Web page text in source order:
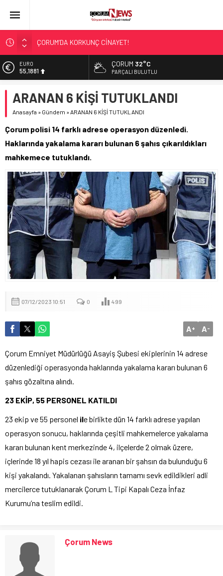
ÇORUM’DA KORKUNÇ CİNAYET!
ASLAN, CUMHURBAŞKANI BAŞDANIŞMANI OLDU
SIR PERDESİ ÇÖZÜLDÜ!
ÇATIDAN DÜŞTÜ!
EURO
55,1881
6.660,55
BİST
47,7111
ÇORUM 32°C
PARÇALI BULUTLU
ARANAN 6 KİŞİ TUTUKLANDI
Anasayfa » Gündem »ARANAN 6 KİŞİ TUTUKLANDI
Çorum polisi 14 farklı adrese operasyon düzenledi.
Haklarında yakalama kararı bulunan 6 şahıs çıkarıldıkları
mahkemece tutuklandı.
07/12/2023 10:51 0 499
A+ A-
Çorum Emniyet Müdürlüğü Asayiş Şubesi ekiplerinin 14 adrese
düzenlediği operasyonda haklarında yakalama kararı bulunan 6
şahıs gözaltına alındı.
23 EKİP, 55 PERSONEL KATILDI
23 ekip ve 55 personel ile birlikte dün 14 farklı adrese yapılan
operasyon sonucu, haklarında çeşitli mahkemelerce yakalama
kararı bulunan kent merkezinde 4, ilçelerde 2 olmak üzere,
içlerinde 18 yıl hapis cezası ile aranan bir şahsın da bulunduğu 6
kişi yakalandı. Yakalanan şahısların tamamı sevk edildikleri adli
mercilerce tutuklanarak Çorum L Tipi Kapalı Ceza İnfaz
Kurumu’na teslim edildi.
Çorum News